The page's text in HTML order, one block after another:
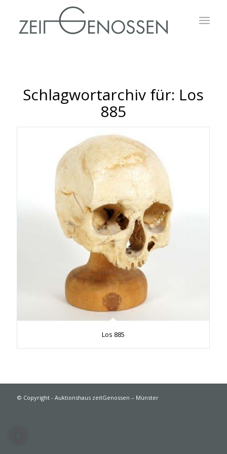
Schlagwortarchiv für: Los
885
Los 885
© Copyright - Auktionshaus zeitGenossen – Münster